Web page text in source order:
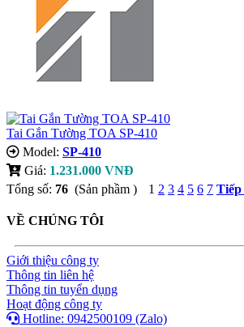
Tai Gắn Tường TOA SP-410
Model: SP-410
Giá: 1.231.000 VNĐ
Tổng số: 76 (Sản phầm ) 1 2 3 4 5 6 7 Tiếp
VỀ CHÚNG TÔI
Giới thiệu công ty
Thông tin liên hệ
Thông tin tuyển dụng
Hoạt động công ty
Hotline: 0942500109 (Zalo)